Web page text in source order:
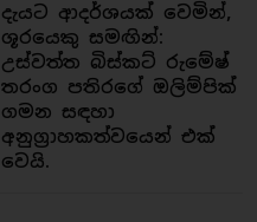
දැයට ආදර්ශයක් වෙමින්,
ශූරයෙකු සමඟින්:
උස්වත්ත බිස්කට් රුමේෂ්
තරංග පතිරගේ ඔලිම්පික්
ගමන සඳහා
අනුග්‍රාහකත්වයෙන් එක්
වෙයි.